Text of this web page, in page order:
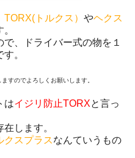
TORX(トルクス） やヘクス
、ドライバー式の物を１
。
すのでよろしくお願いします。
はイジリ防止TORXと言っ
します。
クスプラスなんていうもの